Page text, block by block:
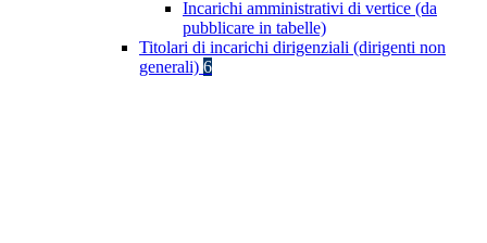
Incarichi amministrativi di vertice (da
pubblicare in tabelle)
Titolari di incarichi dirigenziali (dirigenti non
generali) 6